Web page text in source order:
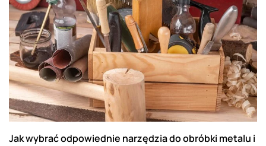
Jak wybrać odpowiednie narzędzia do obróbki metalu i